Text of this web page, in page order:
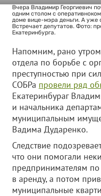
Вчера Владимир Георгиевич
одним столом с
доме вице-мэра деньги. А уже
Встречает депутатов. Фото:
Екатеринбурга.
Напомним, рано
отдела по борьбе с
преступностью при
СОБРа провели ряд
Екатеринбураг
и начальника
муниципальным
Вадима Дударенко.
Следствие
что они помогали
предпринимателям
в аренду, а потом
муниципальные